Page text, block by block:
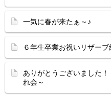
一気に春が来たぁ～♪
６年生卒業お祝いリザーブ
ありがとうございました
れ会～